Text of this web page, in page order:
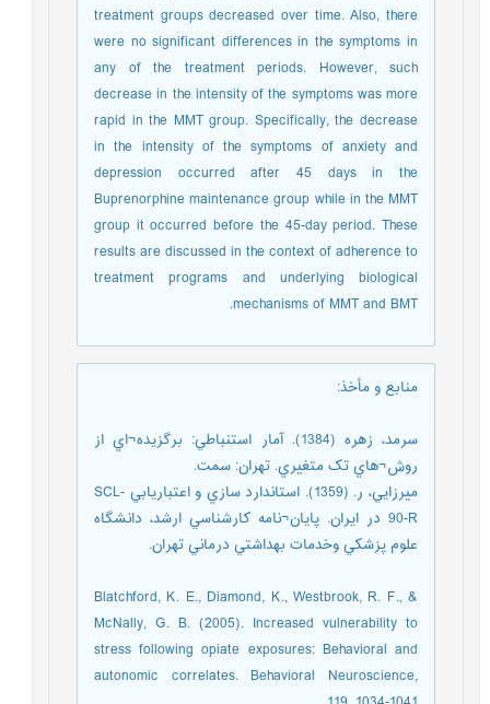
treatment groups decreased over time. Also, there
were no significant differences in the symptoms in
any of the treatment periods. However, such
decrease in the intensity of the symptoms was more
rapid in the MMT group. Specifically, the decrease
in the intensity of the symptoms of anxiety and
depression occurred after 45 days in the
Buprenorphine maintenance group while in the MMT
group it occurred before the 45-day period. These
results are discussed in the context of adherence to
treatment programs and underlying biological
mechanisms of MMT and BMT.
منابع و مأخذ:
سرمد، زهره (1384). آمار استنباطي: برگزيده¬اي از
روش¬هاي تک متغيري. تهران: سمت.
ميرزايي، ر. (1359). استاندارد سازي و اعتباريابي SCL-
90-R در ايران. پايان¬نامه کارشناسي ارشد، دانشگاه
علوم پزشکي وخدمات بهداشتي درماني تهران.
Blatchford, K. E., Diamond, K., Westbrook, R. F., &
McNally, G. B. (2005). Increased vulnerability to
stress following opiate exposures: Behavioral and
autonomic correlates. Behavioral Neuroscience,